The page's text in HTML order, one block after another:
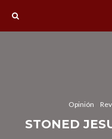
Opinión
STONED